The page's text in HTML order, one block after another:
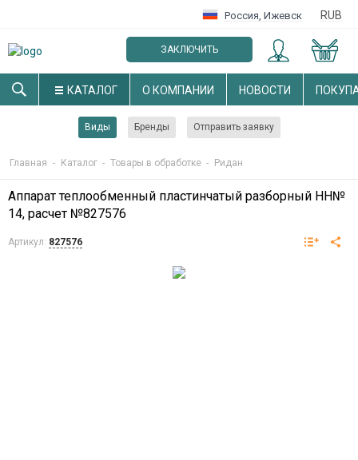
Россия, Ижевск RUB
ЗАКЛЮЧИТЬ
ОПТОВЫЙ ДОГОВОР
КАТАЛОГ О КОМПАНИИ НОВОСТИ
Виды Бренды Отправить заявку
Главная - Каталог - Товары в обработке - Ридан
Аппарат теплообменный пластинчатый разборный НН№
14, расчет №827576
Артикул: 827576